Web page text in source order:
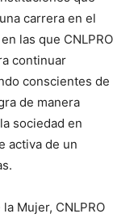
carrera en el
las que CNLPRO
continuar
conscientes de
de manera
sociedad en
activa de un
Mujer, CNLPRO